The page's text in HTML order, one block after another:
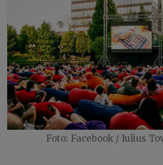
Foto: Facebook / Iulius